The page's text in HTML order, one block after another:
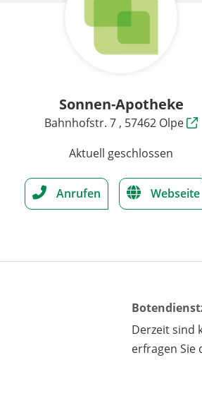
Sonnen-Apotheke
Bahnhofstr. 7 , 57462 Olpe
Aktuell geschlossen
Anrufen Webseite
Derzeit sind
erfragen Sie